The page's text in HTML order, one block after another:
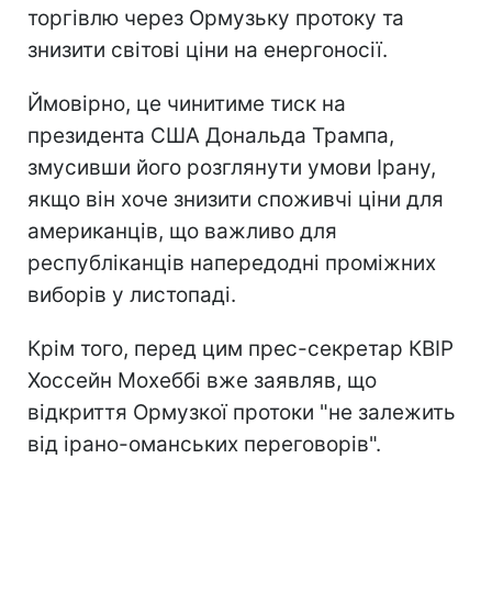
торгівлю через Ормузьку протоку та
знизити світові ціни на енергоносії.
Ймовірно, це чинитиме тиск на
президента США Дональда Трампа,
змусивши його розглянути умови Ірану,
якщо він хоче знизити споживчі ціни для
американців, що важливо для
республіканців напередодні проміжних
виборів у листопаді.
Крім того, перед цим прес-секретар КВІР
Хоссейн Мохеббі вже заявляв, що
відкриття Ормузкої протоки "не залежить
від ірано-оманських переговорів".